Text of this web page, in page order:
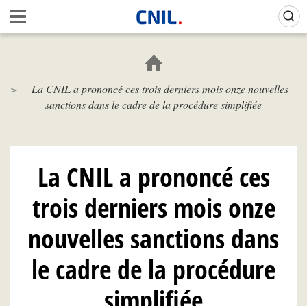
Aller
au
contenu
c
i
l
N
L
La CNIL a prononcé ces trois derniers mois onze nouvelles
sanctions dans le cadre de la procédure simplifiée
La CNIL a prononcé ces
trois derniers mois onze
nouvelles sanctions dans
le cadre de la procédure
Gestion de vos préférences sur les cookies (témoins de connexion)